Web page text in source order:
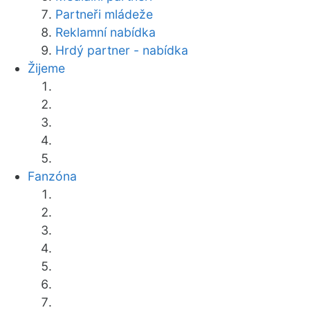
Partneři mládeže
Reklamní nabídka
Hrdý partner - nabídka
Žijeme
Fanzóna